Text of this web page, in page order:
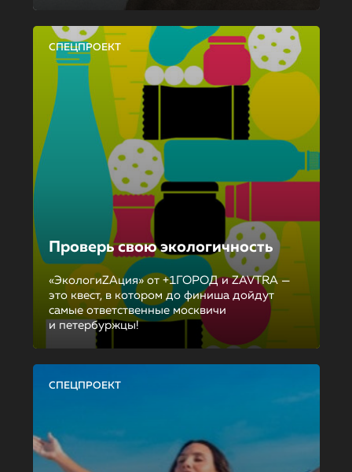
СПЕЦПРОЕКТ
Проверь свою экологичность
«ЭкологиZAция» от +1ГОРОД и ZAVTRA —
это квест, в котором до финиша дойдут
самые ответственные москвичи
и петербуржцы!
СПЕЦПРОЕКТ